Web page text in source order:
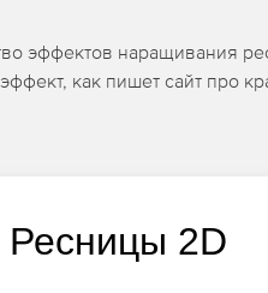
эффектов наращивания
как пишет сайт про
Ресницы 2D